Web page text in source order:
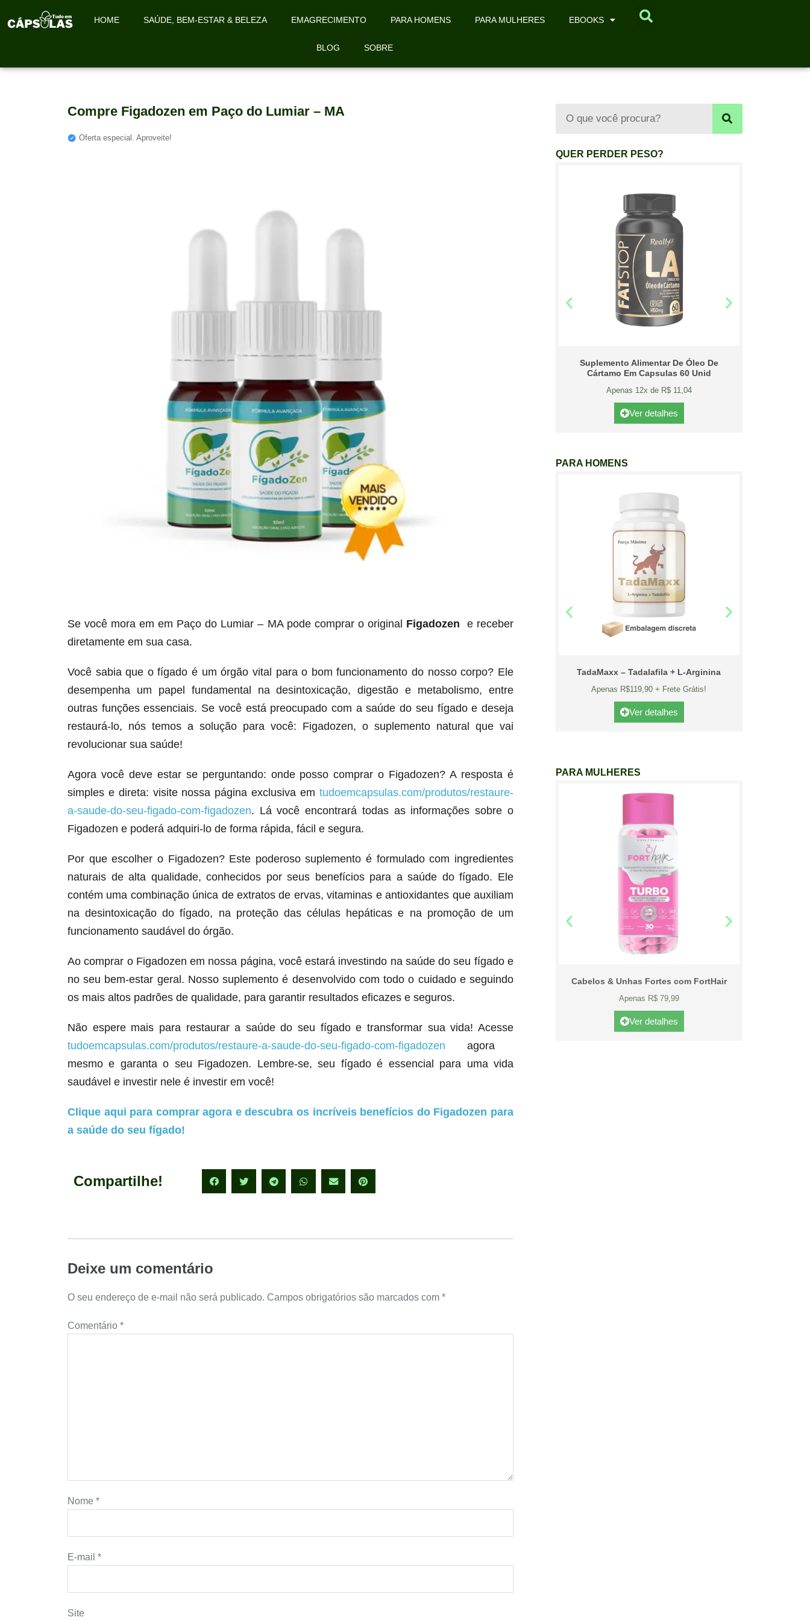
HOME SAÚDE, BEM-ESTAR & BELEZA EMAGRECIMENTO PARA HOMENS PARA MULHERES EBOOKS
BLOG SOBRE
Compre Figadozen em Paço do Lumiar – MA
Oferta especial. Aproveite!
Se você mora em em Paço do Lumiar – MA pode comprar o original Figadozen
e receber
diretamente em sua casa.
Você sabia que o fígado é um órgão vital para o bom funcionamento do nosso corpo? Ele
desempenha um papel fundamental na desintoxicação, digestão e metabolismo, entre
outras funções essenciais. Se você está preocupado com a saúde do seu fígado e deseja
restaurá-lo, nós temos a solução para você: Figadozen, o suplemento natural que vai
revolucionar sua saúde!
Agora você deve estar se perguntando: onde posso comprar o Figadozen? A resposta é
simples e direta: visite nossa página exclusiva em tudoemcapsulas.com/produtos/restaure-
a-saude-do-seu-figado-com-figadozen. Lá você encontrará todas as informações sobre o
Figadozen e poderá adquiri-lo de forma rápida, fácil e segura.
Por que escolher o Figadozen? Este poderoso suplemento é formulado com ingredientes
naturais de alta qualidade, conhecidos por seus benefícios para a saúde do fígado. Ele
contém uma combinação única de extratos de ervas, vitaminas e antioxidantes que auxiliam
na desintoxicação do fígado, na proteção das células hepáticas e na promoção de um
funcionamento saudável do órgão.
Ao comprar o Figadozen em nossa página, você estará investindo na saúde do seu fígado e
no seu bem-estar geral. Nosso suplemento é desenvolvido com todo o cuidado e seguindo
os mais altos padrões de qualidade, para garantir resultados eficazes e seguros.
Não espere mais para restaurar a saúde do seu fígado e transformar sua vida! Acesse
tudoemcapsulas.com/produtos/restaure-a-saude-do-seu-figado-com-figadozen agora
mesmo e garanta o seu Figadozen. Lembre-se, seu fígado é essencial para uma vida
saudável e investir nele é investir em você!
Clique aqui para comprar agora e descubra os incríveis benefícios do Figadozen para
a saúde do seu fígado!
Compartilhe!
Deixe um comentário
O seu endereço de e-mail não será publicado. Campos obrigatórios são marcados com *
Comentário *
Nome *
E-mail *
Site
QUER PERDER PESO?
Suplemento Alimentar De Óleo De
Cártamo Em Capsulas 60 Unid
Apenas 12x de R$ 11,04
Ver detalhes
PARA HOMENS
Seca Já Detox – O Fim da gordura
Ver detalhes
TadaMaxx – Tadalafila + L-Arginina
Apenas R$119,90 + Frete Grátis!
Ver detalhes
PARA MULHERES
Melt Hair para cabelo, pele e unhas!
Apenas até 12X R$ 12,95
Ver detalhes
Cabelos & Unhas Fortes com FortHair
Apenas R$ 79,99
Ver detalhes